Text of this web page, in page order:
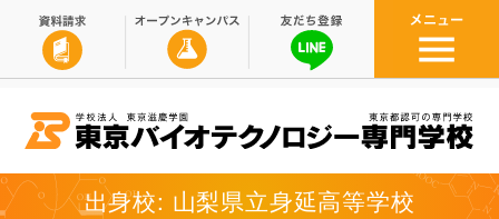
出身校: 山梨県立身延高等学校